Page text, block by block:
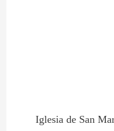
Iglesia de San